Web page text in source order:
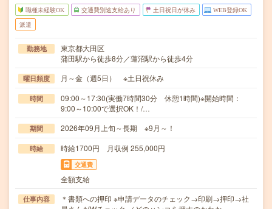
職種未経験OK 交通費別途支給あり 土日祝日が休み WEB登録OK
派遣
勤務地
東京都大田区
蒲田駅から徒歩8分／蓮沼駅から徒歩4分
曜日頻度 月～金（週5日） ※土日祝休み
時間
09:00～17:30(実働7時間30分 休憩1時間)※開始時間：
9:00～10:00で選択OK！/…
期間 2026年09月上旬～長期 ※9月～！
時給 時給1700円 月収例 255,000円
交通費
全額支給
仕事内容
＊書類への押印 ※申請データのチェック→印刷→押印→社